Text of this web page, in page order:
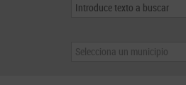
Selecciona un municipio